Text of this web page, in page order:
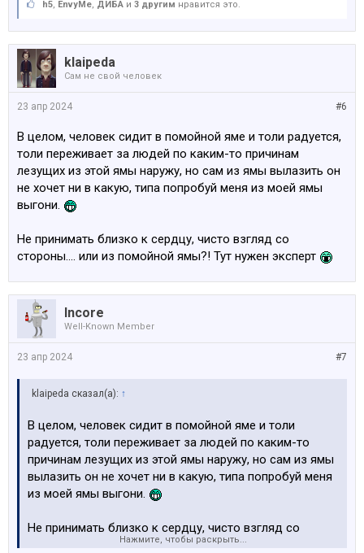
h5, EnvyMe, ДИБА и 3 другим нравится это.
klaipeda
Сам не свой человек
#6
23 апр 2024
В целом, человек сидит в помойной яме и толи радуется,
толи переживает за людей по каким-то причинам
лезущих из этой ямы наружу, но сам из ямы вылазить он
не хочет ни в какую, типа попробуй меня из моей ямы
выгони.
Не принимать близко к сердцу, чисто взгляд со
стороны…. или из помойной ямы?! Тут нужен эксперт
Incore
Well-Known Member
#7
23 апр 2024
klaipeda сказал(а): ↑
В целом, человек сидит в помойной яме и толи
радуется, толи переживает за людей по каким-то
причинам лезущих из этой ямы наружу, но сам из ямы
вылазить он не хочет ни в какую, типа попробуй меня
из моей ямы выгони.
Не принимать близко к сердцу, чисто взгляд со
стороны…. или из помойной ямы?! Тут нужен эксперт
Нажмите, чтобы раскрыть...